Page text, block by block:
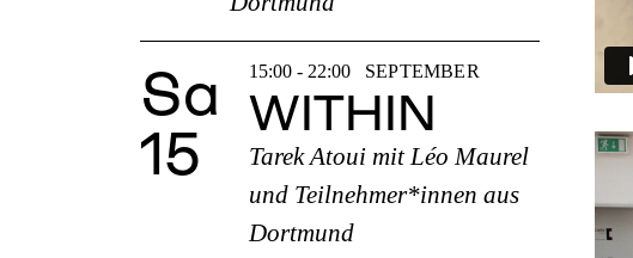
Sa
15
15:00 - 22:00 SEPTEMBER
WITHIN
Tarek Atoui mit Léo Maurel
und Teilnehmer*innen aus
Dortmund